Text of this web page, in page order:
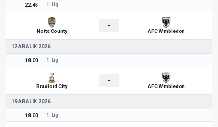
22.45 1. Lig
Notts County
-
AFC Wimbledon
12 ARALIK 2026
18.00 1. Lig
Bradford City
-
AFC Wimbledon
19 ARALIK 2026
18.00 1. Lig